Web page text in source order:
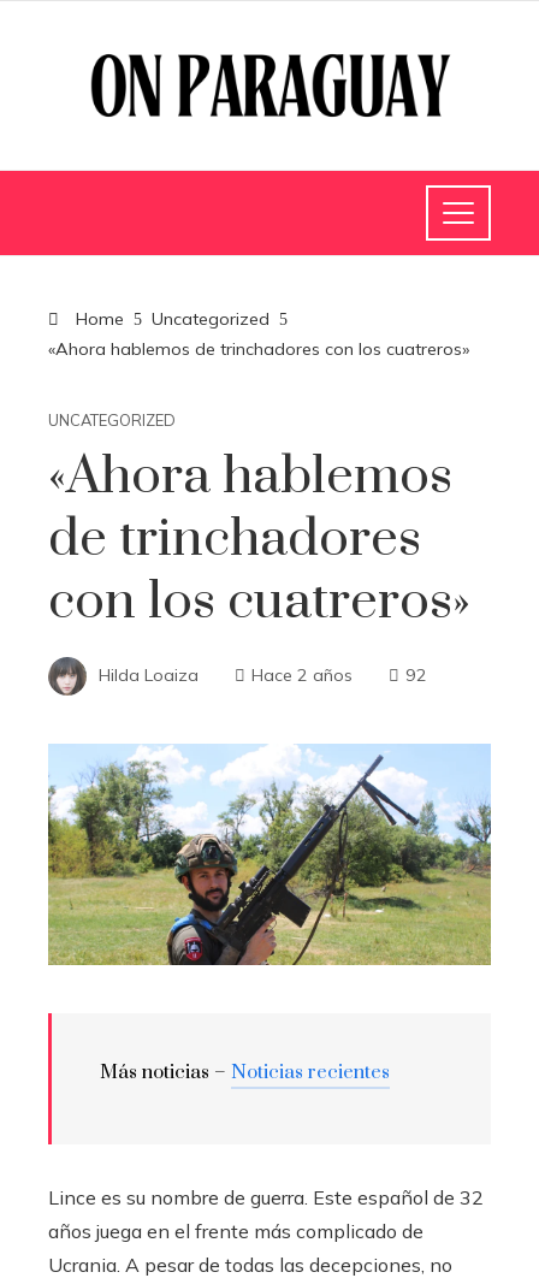
Home
Uncategorized
«Ahora hablemos de trinchadores con los cuatreros»
UNCATEGORIZED
«Ahora hablemos
de trinchadores
con los cuatreros»
Hilda Loaiza Hace 2 años 92
Más noticias – Noticias recientes
Lince es su nombre de guerra. Este español de 32
años juega en el frente más complicado de
Ucrania. A pesar de todas las decepciones, no